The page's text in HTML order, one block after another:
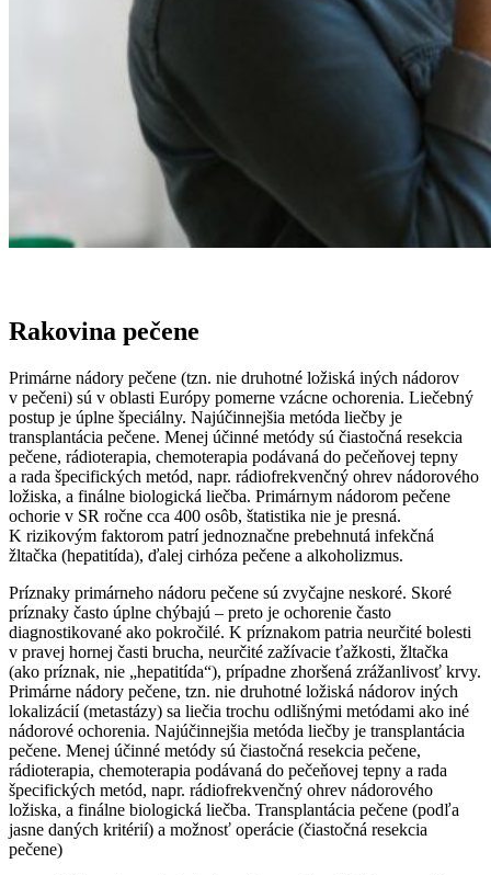
Rakovina pečene
Primárne nádory pečene (tzn. nie druhotné ložiská iných nádorov
v pečeni) sú v oblasti Európy pomerne vzácne ochorenia. Liečebný
postup je úplne špeciálny. Najúčinnejšia metóda liečby je
transplantácia pečene. Menej účinné metódy sú čiastočná resekcia
pečene, rádioterapia, chemoterapia podávaná do pečeňovej tepny
a rada špecifických metód, napr. rádiofrekvenčný ohrev nádorového
ložiska, a finálne biologická liečba. Primárnym nádorom pečene
ochorie v SR ročne cca 400 osôb, štatistika nie je presná.
K rizikovým faktorom patrí jednoznačne prebehnutá infekčná
žltačka (hepatitída), ďalej cirhóza pečene a alkoholizmus.
Príznaky primárneho nádoru pečene sú zvyčajne neskoré. Skoré
príznaky často úplne chýbajú – preto je ochorenie často
diagnostikované ako pokročilé. K príznakom patria neurčité bolesti
v pravej hornej časti brucha, neurčité zažívacie ťažkosti, žltačka
(ako príznak, nie „hepatitída“), prípadne zhoršená zrážanlivosť krvy.
Primárne nádory pečene, tzn. nie druhotné ložiská nádorov iných
lokalizácií (metastázy) sa liečia trochu odlišnými metódami ako iné
nádorové ochorenia. Najúčinnejšia metóda liečby je transplantácia
pečene. Menej účinné metódy sú čiastočná resekcia pečene,
rádioterapia, chemoterapia podávaná do pečeňovej tepny a rada
špecifických metód, napr. rádiofrekvenčný ohrev nádorového
ložiska, a finálne biologická liečba. Transplantácia pečene (podľa
jasne daných kritérií) a možnosť operácie (čiastočná resekcia
pečene)